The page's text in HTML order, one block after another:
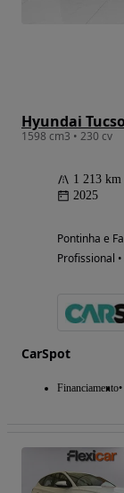
Hyundai
1598 cm3 • 230 cv
1 213 km
2025
Pontinha e
Profissional
CarSpot
Financiamento